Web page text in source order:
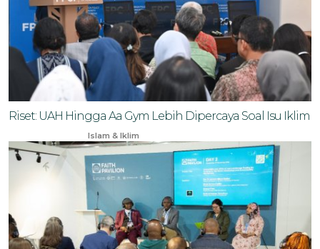
Riset: UAH Hingga Aa Gym Lebih Dipercaya Soal Isu Iklim
Islam & Iklim